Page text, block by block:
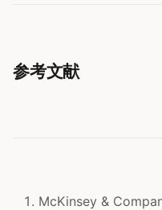
参考文献
McKinsey &